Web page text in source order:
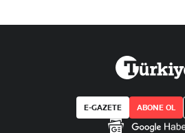
E-GAZETE ABONE OL